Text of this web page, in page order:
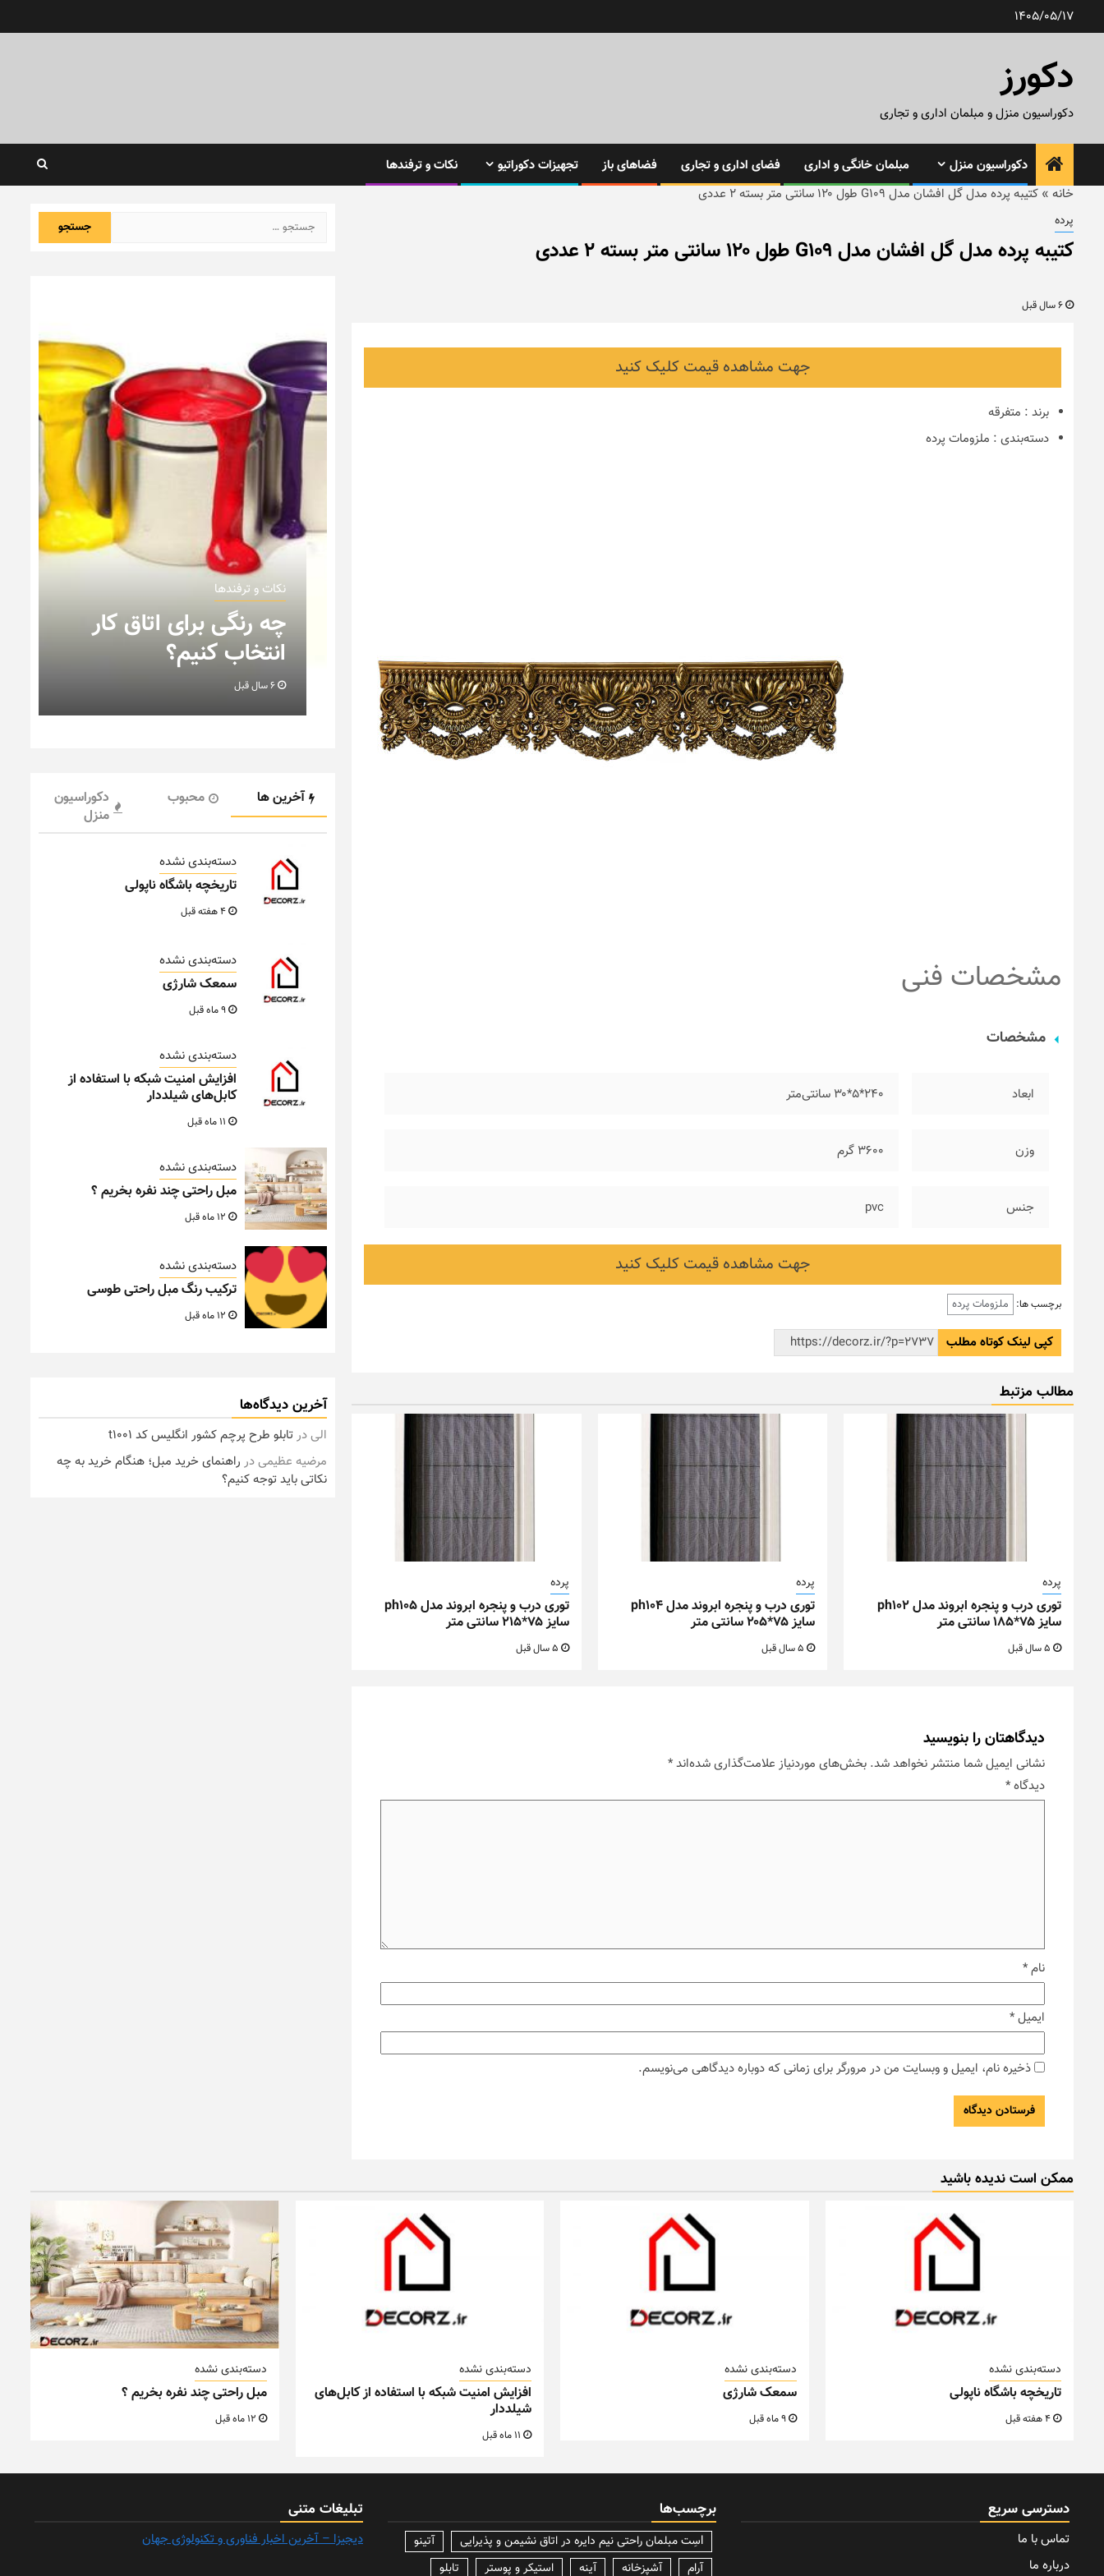
1405/05/17
دکورز
دکوراسیون منزل و مبلمان اداری و تجاری
دکوراسیون منزل مبلمان خانگی و اداری فضای اداری و تجاری فضاهای باز تجهیزات دکوراتیو
نکات و ترفندها
خانه » کتیبه پرده مدل گل افشان مدل G109 طول ۱۲۰ سانتی متر بسته ۲ عددی
پرده
کتیبه پرده مدل گل افشان مدل G109 طول ۱۲۰ سانتی متر بسته ۲ عددی
جهت مشاهده قیمت کلیک کنید
برند : متفرقه
دسته‌بندی : ملزومات پرده
مشخصات فنی
مشخصات
ابعاد ۲۴۰*۵*۳۰ سانتی‌متر
وزن ۳۶۰۰ گرم
جنس pvc
جهت مشاهده قیمت کلیک کنید
برچسب ها: ملزومات پرده
کپی لینک کوتاه مطلب
مطالب مزتبط
پرده
توری درب و پنجره ابروند مدل ph102
سایز ۷۵*۱۸۵ سانتی متر
پرده
توری درب و پنجره ابروند مدل ph104
سایز ۷۵*۲۰۵ سانتی متر
5 سال قبل
پرده
توری درب و پنجره ابروند مدل ph105
سایز ۷۵*۲۱۵ سانتی متر
دیدگاهتان را بنویسید
نشانی ایمیل شما منتشر نخواهد شد. بخش‌های موردنیاز علامت‌گذاری شده‌اند*
دیدگاه*
نام*
ایمیل*
ذخیره نام، ایمیل و وبسایت من در مرورگر برای زمانی که دوباره دیدگاهی می‌نویسم.
جستجو
برای:
های ایرانی
ایده‌ها و عکس‌ها)
6 سال قبل
نکات و ترفندها
چه رنگی برای اتاق کار
انتخاب کنیم؟
آخرین ها محبوب
دکوراسیون
منزل
دسته‌بندی نشده
تاریخچه باشگاه ناپولی
دسته‌بندی نشده
سمعک شارژی
دسته‌بندی نشده
افزایش امنیت شبکه با استفاده از
کابل‌های شیلددار
دسته‌بندی نشده
مبل راحتی چند نفره بخریم ؟
دسته‌بندی نشده
ترکیب رنگ مبل راحتی طوسی
آخرین دیدگاه‌ها
الیدرتابلو طرح پرچم کشور انگلیس کد t1001
مرضیه عظیمیدر راهنمای خرید مبل؛ هنگام خرید به چه
نکاتی باید توجه کنیم؟
ممکن است ندیده باشید
دسته‌بندی نشده
تاریخچه باشگاه ناپولی
دسته‌بندی نشده
سمعک شارژی
9 ماه قبل
دسته‌بندی نشده
افزایش امنیت شبکه با استفاده از کابل‌های
شیلددار
دسته‌بندی نشده
مبل راحتی چند نفره بخریم ؟
دسترسی سریع
تماس با ما
درباره ما
برچسب‌ها
lسِت مبلمان راحتی نیم دایره در اتاق نشیمن و پذیرایی
آتینو
آرام
آشپزخانه آینه استیکر و پوستر تابلو
تبلیغات متنی
دیجیزا – آخرین اخبار فناوری و تکنولوژی جهان